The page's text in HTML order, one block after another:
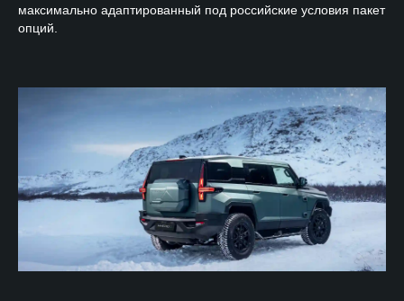
максимально адаптированный под российские условия пакет
опций.